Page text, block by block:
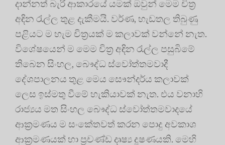
දාන්නත් බැරි ආකාරයේ යමක් ඔවුන් මෙම චිත්‍ර
අඳින රැල්ල තුළ දැකීමයි. වර්ණ, හැඩතල තිබුණු
පළියට ම හැම චිත්‍රයක් ම කලාවක් වන්නේ නැත.
විශේෂයෙන් ම මෙම චිත්‍ර අඳින රැල්ල පසුබිමේ
තිබෙන සිංහල, බෞද්ධ ස්වෝත්තමවාදී
දේශපාලනය තුළ මෙය සෞන්දර්ය කලාවක්
ලෙස ඉස්මතු වීමේ හැකියාවක් නැත. එය වනාහි
රාජ්‍යය මත සිංහල බෞද්ධ ස්වෝත්තමවාදයේ
ආක්‍රමණය ම සංකේතවත් කරන පොදු අවකාශ
ආක්‍රමණයක් හා ප්‍රචණ්ඩ දෘෂ්‍ය දූෂණයකි. මෙහි